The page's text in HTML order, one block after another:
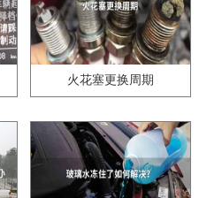
火花塞更换周期